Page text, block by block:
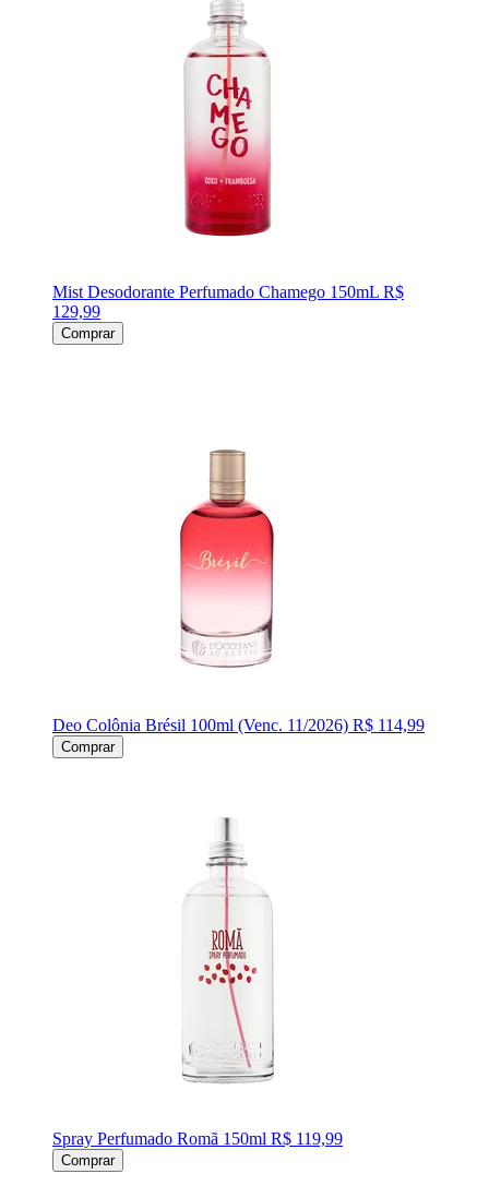
Mist Desodorante Perfumado Chamego 150mL R$
129,99
Comprar
Deo Colônia Brésil 100ml (Venc. 11/2026) R$ 114,99
Comprar
Spray Perfumado Romã 150ml R$ 119,99
Comprar